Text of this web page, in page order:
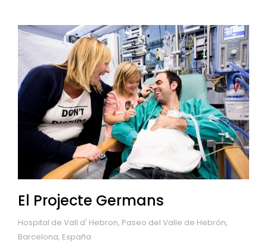
El Projecte Germans
Hospital de Vall d' Hebron, Paseo del Valle de Hebrón,
Barcelona, España